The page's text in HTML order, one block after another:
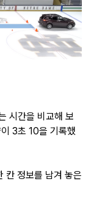
시간을 비교해 보
3초 10을 기록했
칸 정보를 남겨 놓은